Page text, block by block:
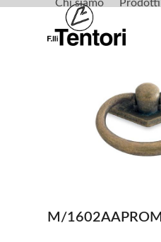
Skip
Chi siamo Prodotti
M/1602AAPROM